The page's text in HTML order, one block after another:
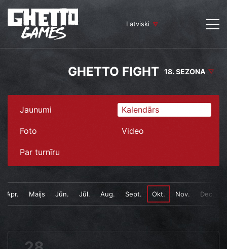
Latviski
GHETTO FIGHT 18. SEZONA
Jaunumi Kalendārs
Foto Video
Par turnīru
Apr. Maijs Jūn. Jūl. Aug. Sept. Okt. Nov. Dec.